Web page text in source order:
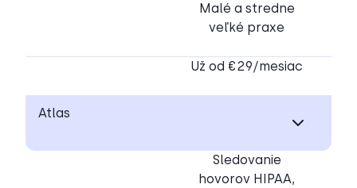
Malé a stredne
veľké praxe
Už od €29/mesiac
Atlas
Sledovanie
hovorov HIPAA,